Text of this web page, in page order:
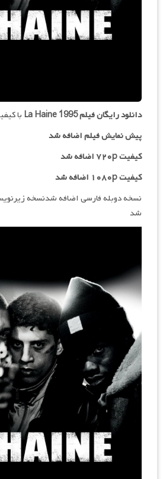
دانلود رایگان فیلمLa Haine 1995 با
پیش نمایش فیلم اضافه شد
کیفیت ۷۲۰p اضافه شد
کیفیت ۱۰۸۰p اضافه شد
نسخه دوبله فارسی اضافه شدنسخه
شد